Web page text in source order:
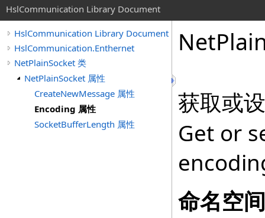
HslCommunication Library Document
HslCommunication Library Document
HslCommunication.Enthernet
NetPlainSocket 类
NetPlainSocket 属性
CreateNewMessage 属性
Encoding 属性
SocketBufferLength 属性
获取或
Get or
命名空